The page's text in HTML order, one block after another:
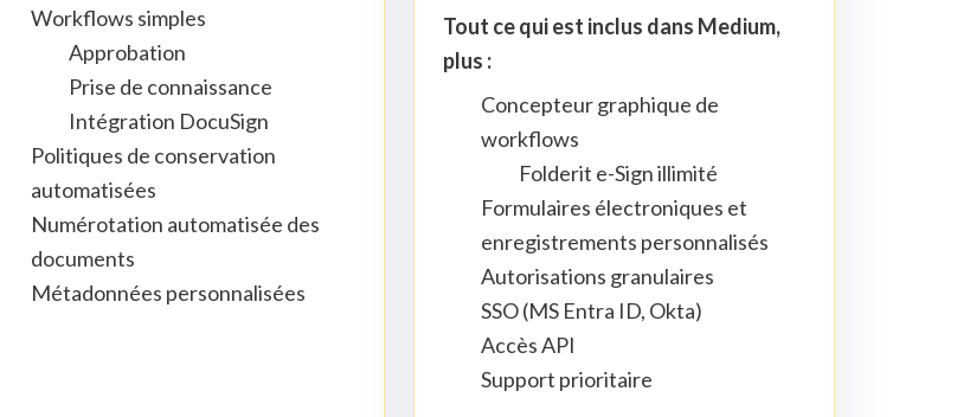
Workflows simples
Approbation
Prise de connaissance
Intégration DocuSign
Politiques de conservation
automatisées
Numérotation automatisée des
documents
Métadonnées personnalisées
Tout ce qui est inclus dans Medium,
plus :
Concepteur graphique de
workflows
Folderit e-Sign illimité
Formulaires électroniques et
enregistrements personnalisés
Autorisations granulaires
SSO (MS Entra ID, Okta)
Accès API
Support prioritaire